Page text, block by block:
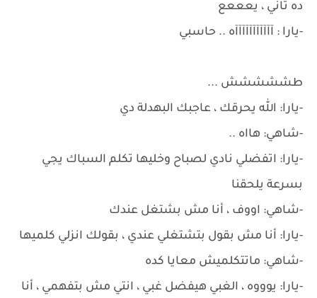
ده تاني ، يعععع
-يارا : آآآآآآآآآآآه .. حاسبي
طششششش ...
-يارا: الله يحرقك ، عاجبك البهدلة دي
-شاهي: هااه ..
-يارا: اتفضلي نادي لصباح وخليها تكلم السباك يجي
بسرعة يلحقنا
-شاهي: اووف ، أنا مش بشتغل عندك
-يارا: أنا مش بقول بتشتغلي عندي ، بقولك انزلي كلميها
-شاهي: ماتتكلميش معايا كده
-يارا: يوووه ، الغبي هيفضل غبي ، انتي مش بتفهمي ، أنا